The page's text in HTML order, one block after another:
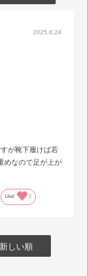
2025.6.24
が靴下履けば若
めなので足が上が
Like! 0
しい順